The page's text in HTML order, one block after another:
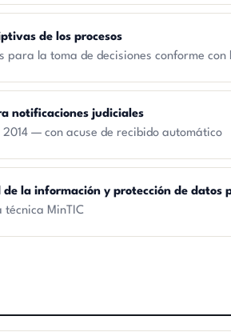
de los procesos
para la toma de decisiones conforme
notificaciones judiciales
2014 — con acuse de recibido automático
de la información y protección de datos
técnica MinTIC